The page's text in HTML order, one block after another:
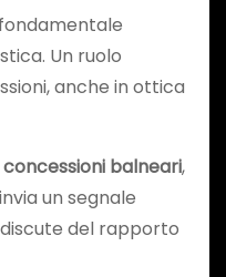
Un ruolo
anche in ottica
concessioni balneari,
un segnale
del rapporto